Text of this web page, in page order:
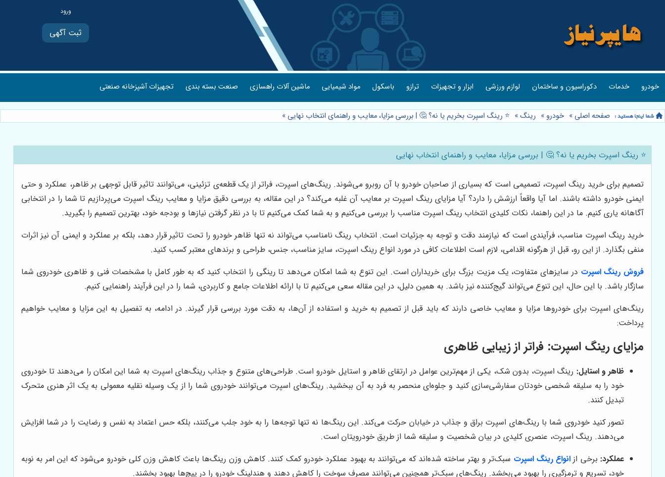
ثبت آگهی
خودرو خدمات دکوراسیون و ساختمان لوازم ورزشی ابزار و تجهیزات ترازو باسکول مواد شیمیایی ماشین آلات راهسازی صنعت بسته بندی تجهیزات آشپزخانه صنعتی
صفحه اصلی » خودرو » رینگ» ⭐️ رینگ اسپرت بخریم یا نه؟ 🤔 | بررسی مزایا، معایب و راهنمای انتخاب نهایی »
⭐️ رینگ اسپرت بخریم یا نه؟ 🤔 | بررسی مزایا، معایب و راهنمای انتخاب نهایی
تصمیم برای خرید رینگ اسپرت، تصمیمی است که بسیاری از صاحبان خودرو با آن روبرو می‌شوند. رینگ‌های اسپرت، فراتر از یک قطعه‌ی تزئینی، می‌توانند تاثیر قابل توجهی بر ظاهر، عملکرد و حتی
ایمنی خودرو داشته باشند. اما آیا واقعاً ارزشش را دارد؟ آیا مزایای رینگ اسپرت بر معایب آن غلبه می‌کند؟ در این مقاله، به بررسی دقیق مزایا و معایب رینگ اسپرت می‌پردازیم تا شما را در انتخابی
آگاهانه یاری کنیم. ما در این راهنما، نکات کلیدی انتخاب رینگ اسپرت مناسب را بررسی می‌کنیم و به شما کمک می‌کنیم تا با در نظر گرفتن نیازها و بودجه خود، بهترین تصمیم را بگیرید.
خرید رینگ اسپرت مناسب، فرآیندی است که نیازمند دقت و توجه به جزئیات است. انتخاب رینگ نامناسب می‌تواند نه تنها ظاهر خودرو را تحت تاثیر قرار دهد، بلکه بر عملکرد و ایمنی آن نیز اثرات
منفی بگذارد. از این رو، قبل از هرگونه اقدامی، لازم است اطلاعات کافی در مورد انواع رینگ اسپرت، سایز مناسب، جنس، طراحی و برندهای معتبر کسب کنید.
فروش رینگ اسپرت در سایزهای متفاوت، یک مزیت بزرگ برای خریداران است. این تنوع به شما امکان می‌دهد تا رینگی را انتخاب کنید که به طور کامل با مشخصات فنی و ظاهری خودروی شما
سازگار باشد. با این حال، این تنوع می‌تواند گیج‌کننده نیز باشد. به همین دلیل، در این مقاله سعی می‌کنیم تا با ارائه اطلاعات جامع و کاربردی، شما را در این فرآیند راهنمایی کنیم.
رینگ‌های اسپرت برای خودروها مزایا و معایب خاصی دارند که باید قبل از تصمیم به خرید و استفاده از آن‌ها، به دقت مورد بررسی قرار گیرند. در ادامه، به تفصیل به این مزایا و معایب خواهیم
پرداخت:
مزایای رینگ اسپرت: فراتر از زیبایی ظاهری
ظاهر و استایل: رینگ اسپرت، بدون شک، یکی از مهم‌ترین عوامل در ارتقای ظاهر و استایل خودرو است. طراحی‌های متنوع و جذاب رینگ‌های اسپرت به شما این امکان را می‌دهند تا خودروی
خود را به سلیقه شخصی خودتان سفارشی‌سازی کنید و جلوه‌ای منحصر به فرد به آن ببخشید. رینگ‌های اسپرت می‌توانند خودروی شما را از یک وسیله نقلیه معمولی به یک اثر هنری متحرک
تبدیل کنند.
تصور کنید خودروی شما با رینگ‌های اسپرت براق و جذاب در خیابان حرکت می‌کند. این رینگ‌ها نه تنها توجه‌ها را به خود جلب می‌کنند، بلکه حس اعتماد به نفس و رضایت را در شما افزایش
می‌دهند. رینگ اسپرت، عنصری کلیدی در بیان شخصیت و سلیقه شما از طریق خودرویتان است.
عملکرد: برخی از انواع رینگ اسپرت سبک‌تر و بهتر ساخته شده‌اند که می‌توانند به بهبود عملکرد خودرو کمک کنند. کاهش وزن رینگ‌ها باعث کاهش وزن کلی خودرو می‌شود که این امر به نوبه
خود، تسریع و ترمزگیری را بهبود می‌بخشد. رینگ‌های سبک‌تر همچنین می‌توانند مصرف سوخت را کاهش دهند و هندلینگ خودرو را در پیچ‌ها بهبود بخشند.